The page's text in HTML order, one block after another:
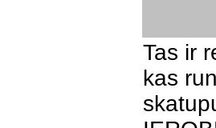
Tas ir
kas